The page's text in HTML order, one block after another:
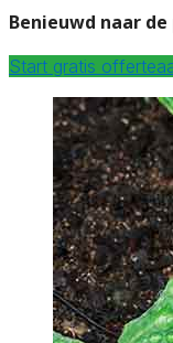
Benieuwd naar
Start gratis